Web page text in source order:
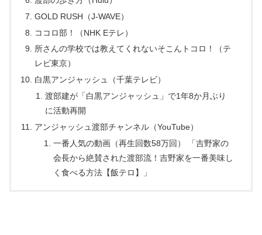
GOLD RUSH（J-WAVE）
ココロ部！（NHK Eテレ）
所さんの学校では教えてくれないそこんトコロ！（テ
レビ東京）
白黒アンジャッシュ（千葉テレビ）
渡部建が「白黒アンジャッシュ」で1年8か月ぶり
に活動再開
アンジャッシュ渡部チャンネル（YouTube）
一番人気の動画（再生回数58万回） 「吉野家の
会長から絶賛された渡部流！吉野家を一番美味し
く食べる方法【飯テロ】」